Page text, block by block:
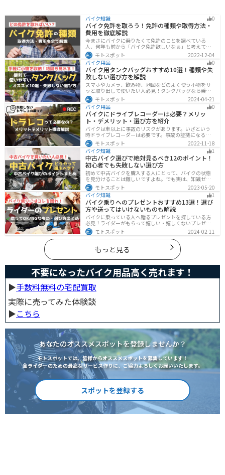
バイク知識 0
バイク免許を取ろう！免許の種類や取得方法・
費用を徹底解説
今まさにバイクに乗りたくて免許のことを調べている
人、何年も前から「バイク免許欲しいなぁ」と考えてい
るうちに時間ばかりが経っている人。そんな人々に役立
つ情報を分かりやすくまとめました。バイク免許の種類
や、免許を取るための方法や必要な費用・日数などにつ
いて解説します。
モトスポット
2022-12-04
バイク用品
0
バイク用タンクバッグおすすめ10選！種類や失
敗しない選び方を解説
スマホやカメラ、飲み物、地図などのよく使う小物をサ
ッと取り出して使いたい人必見！タンクバッグなら乗車
中でも簡単に荷物を確認できます。脱着もマグネットや
吸盤でつけるだけで非常に簡単、しっかり固定したい人
はベルトを使うこともできます。
モトスポット
2024-04-21
バイク用品
0
バイクにドライブレコーダーは必要？メリッ
ト・デメリット・選び方を紹介
バイクは車以上に事故のリスクがあります。いざという
時ドライブレコーダーは必要です。事故の証拠になるの
はもちろん、ツーリングの記録など多数のメリットがあ
ります。ドライブレコーダーのメリットデメリット、選
び方についてまとめました。付けようか悩んでいる人は
参考にしてください。
モトスポット
2022-11-18
バイク知識
1
中古バイク選びで絶対見るべき12のポイント！
初心者でも失敗しない選び方
初めて中古バイクを購入する人にとって、バイクの状態
を見分けることは難しいですよね。でも実は、知識ゼロ
の初心者でも「12のポイント」に注目するだけで、中古
バイクの良し悪しを簡単に判断することができるんで
す！正しいポイントを押させて失敗しないバイク選びが
できるようになりましょう。
モトスポット
2023-05-20
バイク知識
1
バイク乗りへのプレゼントおすすめ13選！選び
方や送ってはいけないものも解説
バイクに乗っている人へ贈るプレゼントを探している方
必見！ライダーがもらって嬉しい・嬉しくないプレゼン
トをまとめました。選び方やオススメのプレゼントも紹
介していますので、プレゼント選びの参考にしてくださ
い。
モトスポット 2024-02-11
もっと見る
不要になったバイク用品高く売れます！
▶︎手数料無料の宅配買取
実際に売ってみた体験談
▶︎こちら
あなたのオススメスポットを登録しませんか？
モトスポットでは、皆様からオススメスポットを募集しています！
全ライダーのための最高なサービス作りに、ご協力よろしくお願いいたします。
スポットを登録する